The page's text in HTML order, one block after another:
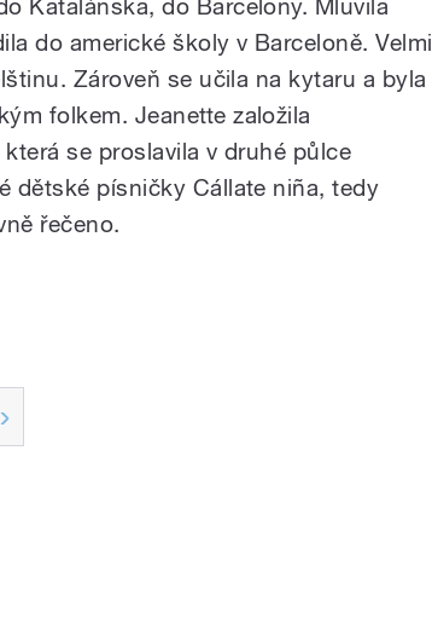
Katalánska, do Barcelony. Mluvila
do americké školy v Barceloně. Velmi
Zároveň se učila na kytaru a byla
folkem. Jeanette založila
se proslavila v druhé půlce
dětské písničky Cállate niña, tedy
řečeno.